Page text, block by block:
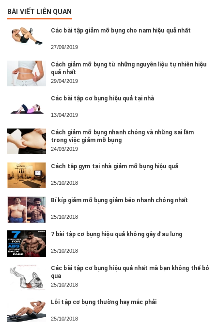
BÀI VIẾT LIÊN QUAN
Các bài tập giảm mỡ bụng cho nam hiệu quả nhất
27/09/2019
Cách giảm mỡ bụng từ những nguyên liệu tự nhiên hiệu
quả nhất
29/04/2019
Các bài tập cơ bụng hiệu quả tại nhà
13/04/2019
Cách giảm mỡ bụng nhanh chóng và những sai lầm
trong việc giảm mỡ bụng
24/03/2019
Cách tập gym tại nhà giảm mỡ bụng hiệu quả
25/10/2018
Bí kíp giảm mỡ bụng giảm béo nhanh chóng nhất
25/10/2018
7 bài tập cơ bụng hiệu quả không gây đau lưng
25/10/2018
Các bài tập cơ bụng hiệu quả nhất mà bạn không thể bỏ
qua
25/10/2018
Lỗi tập cơ bụng thường hay mắc phải
25/10/2018